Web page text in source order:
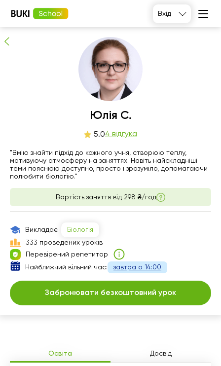
Вхід
Юлія С. людей рекомендують
Освіта Досвід
Юлія С.
5.04 відгука
"Вмію знайти підхід до кожного учня, створюю теплу,
мотивуючу атмосферу на заняттях. Навіть найскладніші
теми пояснюю доступно, просто і зрозуміло, допомагаючи
полюбити біологію."
Вартість заняття від 298 ₴/год
Викладає
Біологія
333 проведених уроків
Перевірений репетитор
Найближчий вільний час:
завтра о 14:00
Забронювати безкоштовний урок
пт
сб
Немає
вільних
годин
14:00
15:00
15:30
16:00
16:30
17:30
19:00
Немає
годин
Немає
годин